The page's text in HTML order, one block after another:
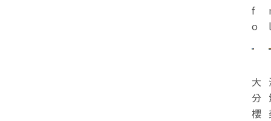
f
o
l
大
分
櫻